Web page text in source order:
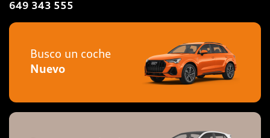
649 343 555
Busco un coche
Nuevo